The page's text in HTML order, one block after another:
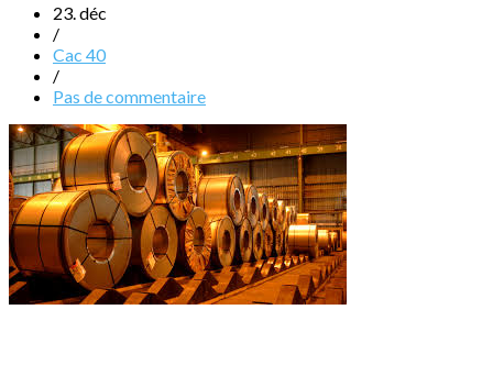
23. déc
/
Cac 40
/
Pas de commentaire